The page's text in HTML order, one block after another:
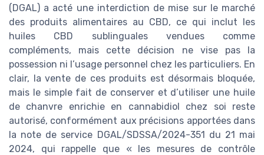
(DGAL) a acté une interdiction de mise sur le marché
des produits alimentaires au CBD, ce qui inclut les
huiles CBD sublinguales vendues comme
compléments, mais cette décision ne vise pas la
possession ni l’usage personnel chez les particuliers. En
clair, la vente de ces produits est désormais bloquée,
mais le simple fait de conserver et d’utiliser une huile
de chanvre enrichie en cannabidiol chez soi reste
autorisé, conformément aux précisions apportées dans
la note de service DGAL/SDSSA/2024-351 du 21 mai
2024, qui rappelle que « les mesures de contrôle